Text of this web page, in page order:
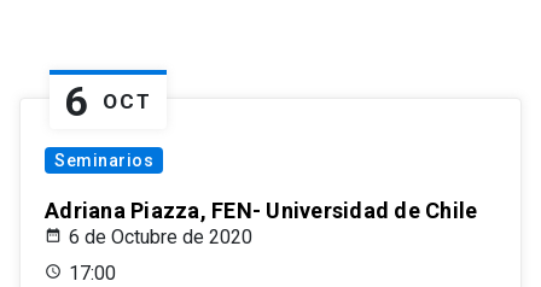
6 OCT
Seminarios
Adriana Piazza, FEN- Universidad de Chile
6 de Octubre de 2020
17:00